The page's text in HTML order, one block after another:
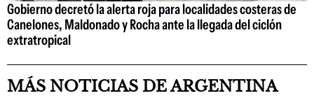
Gobierno decretó la alerta roja para localidades costeras de
Canelones, Maldonado y Rocha ante la llegada del ciclón
extratropical
MÁS NOTICIAS DE ARGENTINA